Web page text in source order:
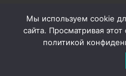
© Copyright 2026, All
Мы используем cookie
сайта. Просматривая
политикой